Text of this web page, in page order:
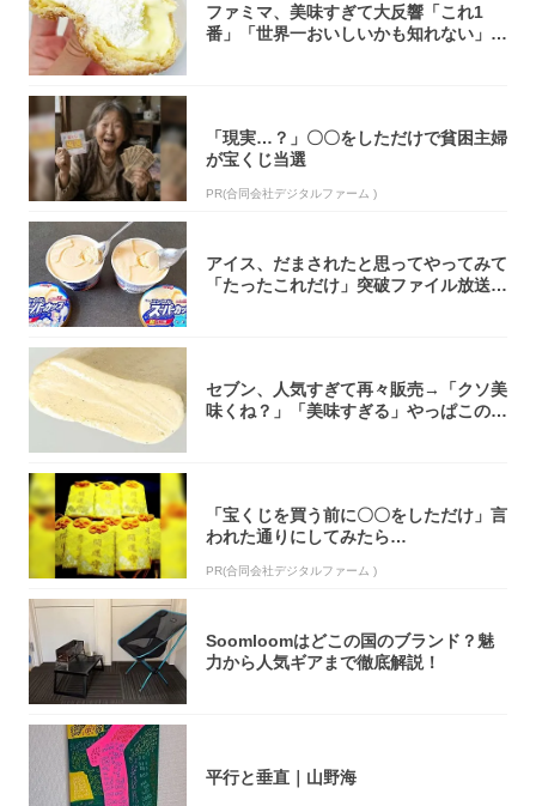
ファミマ、美味すぎて大反響「これ1
番」「世界一おいしいかも知れない」
「現実…？」〇〇をしただけで貧困主婦
が宝くじ当選
PR(合同会社デジタルファーム )
アイス、だまされたと思ってやってみて
「たったこれだけ」突破ファイル放送で
セブン、人気すぎて再々販売→「クソ美
味くね？」「美味すぎる」やっぱこのク
「宝くじを買う前に〇〇をしただけ」言
われた通りにしてみたら…
PR(合同会社デジタルファーム )
Soomloomはどこの国のブランド？魅
力から人気ギアまで徹底解説！
平行と垂直｜山野海